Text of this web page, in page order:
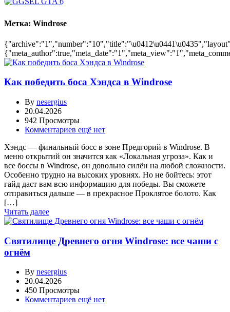
Метка: Windrose
Как победить боса Хэндса в Windrose
By nesergius
20.04.2026
942 Просмотры
Комментариев ещё нет
Хэндс — финальный босс в зоне Предгорий в Windrose. В
меню открытий он значится как «Локальная угроза». Как и
все боссы в Windrose, он довольно силён на любой сложности.
Особенно трудно на высоких уровнях. Но не бойтесь: этот
гайд даст вам всю информацию для победы. Вы сможете
отправиться дальше — в прекрасное Проклятое болото. Как
[…]
Читать далее
Святилище Древнего огня Windrose: все чаши с
огнём
By nesergius
20.04.2026
450 Просмотры
Комментариев ещё нет